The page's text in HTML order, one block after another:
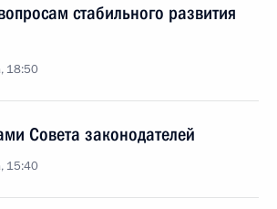
стабильного развития
18:50
Совета законодателей
15:40